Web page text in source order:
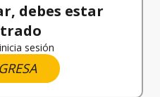
debes estar
sesión